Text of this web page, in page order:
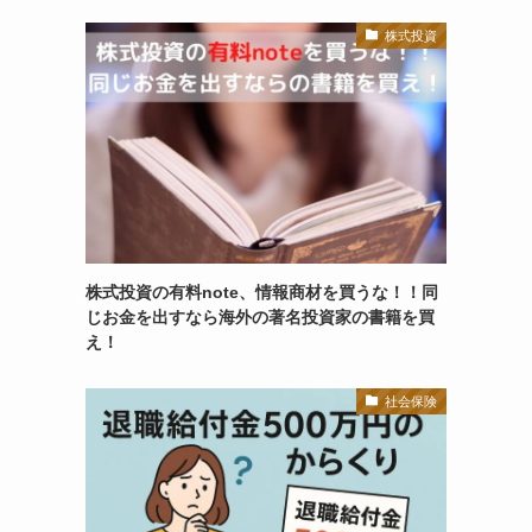
株式投資
株式投資の有料note、情報商材を買うな！！同
じお金を出すなら海外の著名投資家の書籍を買
え！
社会保険